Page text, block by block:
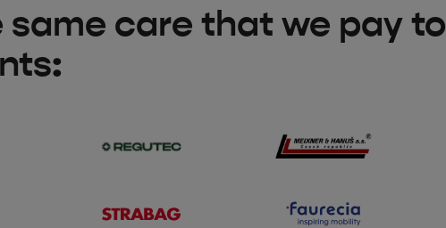
same care that we pay to